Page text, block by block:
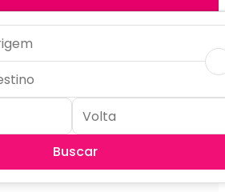
Buscar